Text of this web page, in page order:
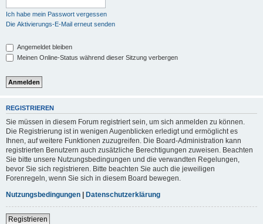
Ich habe mein Passwort vergessen
Die Aktivierungs-E-Mail erneut senden
Angemeldet bleiben
Meinen Online-Status während dieser Sitzung verbergen
REGISTRIEREN
Sie müssen in diesem Forum registriert sein, um sich anmelden zu können.
Die Registrierung ist in wenigen Augenblicken erledigt und ermöglicht es
Ihnen, auf weitere Funktionen zuzugreifen. Die Board-Administration kann
registrierten Benutzern auch zusätzliche Berechtigungen zuweisen. Beachten
Sie bitte unsere Nutzungsbedingungen und die verwandten Regelungen,
bevor Sie sich registrieren. Bitte beachten Sie auch die jeweiligen
Forenregeln, wenn Sie sich in diesem Board bewegen.
Nutzungsbedingungen | Datenschutzerklärung
Registrieren